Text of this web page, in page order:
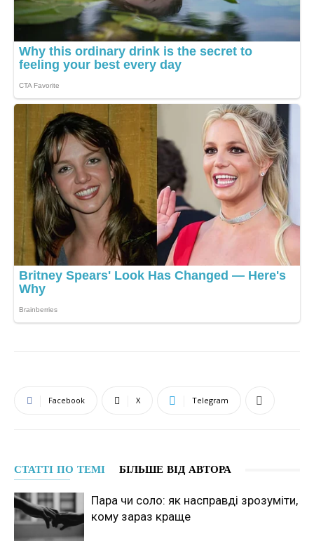
Facebook X Telegram
СТАТТІ ПО ТЕМІ БІЛЬШЕ ВІД АВТОРА
Пара чи соло: як насправді зрозуміти,
кому зараз краще